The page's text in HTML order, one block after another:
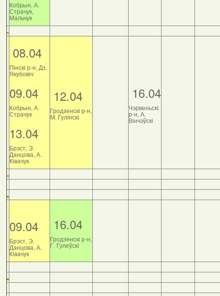
Кобрын, А.
Страчук,
Мальчук
08.04
Пінскі р-н, Дз.
Якубовіч
09.04
Кобрын, А.
Страчук
13.04
Брэст, Э.
Данцова, А.
Ківачук
12.04
Гродзенскі р-н,
М. Гулінскі
16.04
Чэрвеньскі
р-н, А.
Вінчэўскі
09.04
Брэст, Э.
Данцова, А.
Ківачук
16.04
Гродзенскі р-н,
Г. Гулеўскі